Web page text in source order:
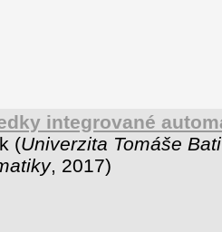
integrované
(Univerzita Tomáše
, 2017)